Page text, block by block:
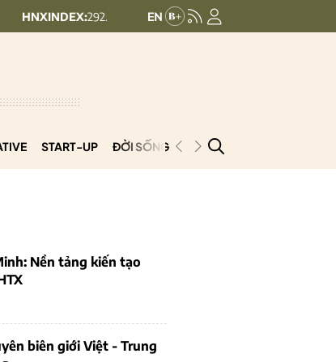
292.64 8.56 (2.84%) UPCOMINDEX:
START-UP ĐỜI SỐNG PODCAST
Nền tảng kiến tạo
biên giới Việt - Trung